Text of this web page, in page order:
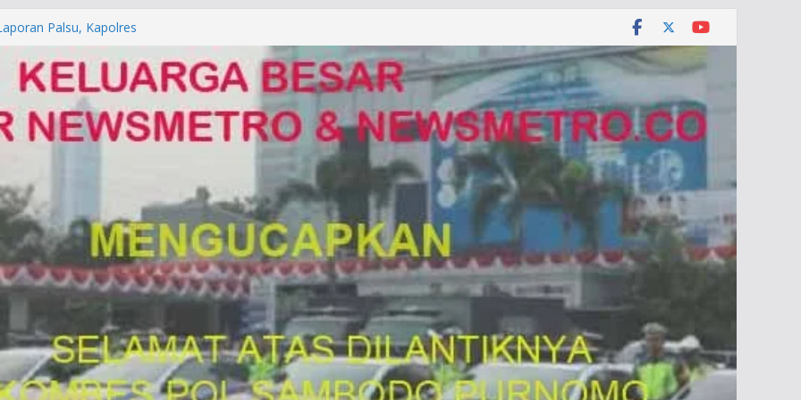
Palsu, Kapolres
PUNGLI SIM
Alam di Jawa Barat yang
KUHAP Baru 2026, Tegaskan
Dipidana
DENPASAR DAN
POLDA BALI DIDUGA